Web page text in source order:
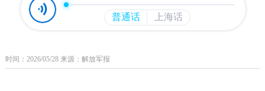
时间：2026/05/28 来源：解放军报